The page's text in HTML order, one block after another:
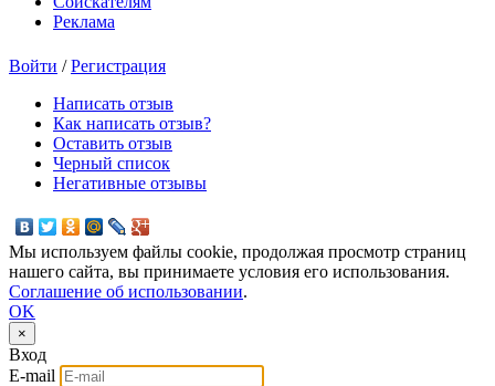
Реклама
Войти /Регистрация
Написать отзыв
Как написать отзыв?
Оставить отзыв
Черный список
Негативные отзывы
Мы используем файлы cookie, продолжая просмотр страниц
нашего сайта, вы принимаете условия его использования.
Соглашение об использовании.
OK
×
Вход
E-mail